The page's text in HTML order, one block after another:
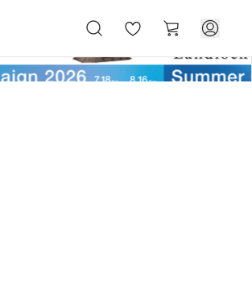
気
に
ー
ト